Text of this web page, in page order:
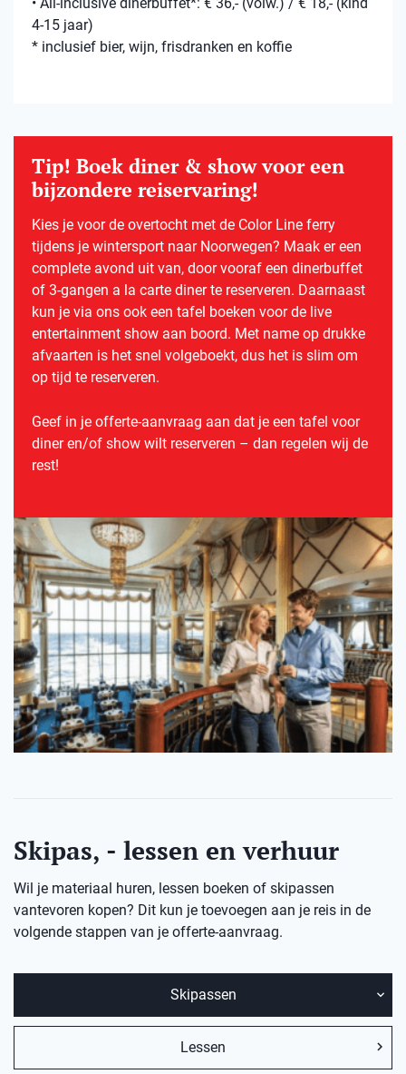
4-15 jaar)
* inclusief bier, wijn, frisdranken en koffie
Tip! Boek diner & show voor een
bijzondere reiservaring!
Kies je voor de overtocht met de Color Line ferry
tijdens je wintersport naar Noorwegen? Maak er een
complete avond uit van, door vooraf een dinerbuffet
of 3-gangen a la carte diner te reserveren. Daarnaast
kun je via ons ook een tafel boeken voor de live
entertainment show aan boord. Met name op drukke
afvaarten is het snel volgeboekt, dus het is slim om
op tijd te reserveren.
Geef in je offerte-aanvraag aan dat je een tafel voor
diner en/of show wilt reserveren – dan regelen wij de
rest!
Skipas, - lessen en verhuur
Wil je materiaal huren, lessen boeken of skipassen
vantevoren kopen? Dit kun je toevoegen aan je reis in de
volgende stappen van je offerte-aanvraag.
Skipassen
Lessen